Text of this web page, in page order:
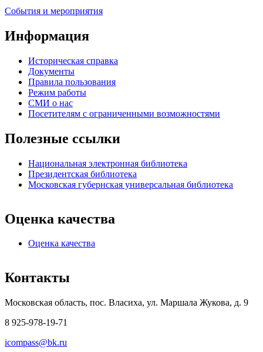
События и мероприятия
Информация
Историческая справка
Документы
Правила пользования
Режим работы
СМИ о нас
Посетителям с ограниченными возможностями
Полезные ссылки
Национальная электронная библиотека
Президентская библиотека
Московская губернская универсальная библиотека
Оценка качества
Оценка качества
Контакты
Московская область, пос. Власиха, ул. Маршала Жукова, д. 9
8 925-978-19-71
icompass@bk.ru